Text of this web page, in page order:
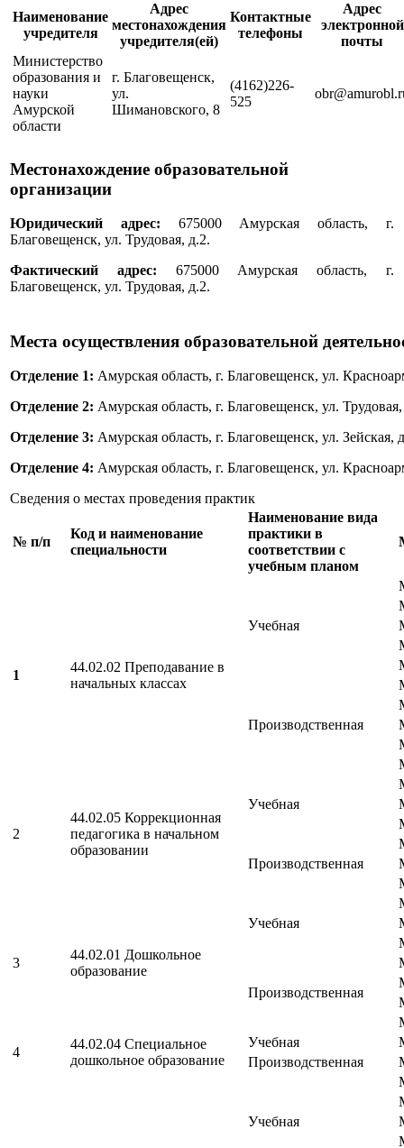
Наименование
учредителя
Адрес
местонахождения
учредителя(ей)
Контактные
телефоны
Адрес
электронной
почты
Министерство
образования и
науки
Амурской
области
г. Благовещенск,
ул.
Шимановского, 8
(4162)226-
525
Местонахождение образовательной
организации
Юридический адрес: 675000 Амурская область, г.
Благовещенск, ул. Трудовая, д.2.
Фактический адрес: 675000 Амурская область, г.
Благовещенск, ул. Трудовая, д.2.
Места осуществления образовательной
Отделение 1: Амурская область, г. Благовещенск, ул.
Отделение 2: Амурская область, г. Благовещенск, ул.
Отделение 3: Амурская область, г. Благовещенск, ул. Зейская,
Отделение 4: Амурская область, г. Благовещенск, ул.
Сведения о местах проведения практик
№ п/п
Код и наименование
специальности
Наименование вида
практики в
соответствии с
учебным планом
1
44.02.02 Преподавание в
начальных классах
Учебная
Производственная
2
44.02.05 Коррекционная
педагогика в начальном
образовании
Учебная
Производственная
3
44.02.01 Дошкольное
образование
Учебная
Производственная
4
44.02.04 Специальное
дошкольное образование
Учебная
Производственная
Учебная